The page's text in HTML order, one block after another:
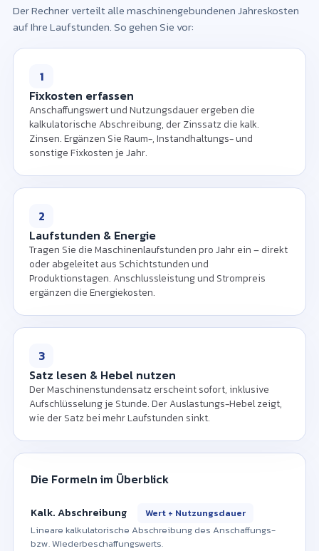
Nutzungsdauer und Laufstunden pro Jahr ein,
um den Maschinenstundensatz zu berechnen.
Der Rechner verteilt alle maschinengebundenen Jahreskosten
auf Ihre Laufstunden. So gehen Sie vor:
1
Fixkosten erfassen
Anschaffungswert und Nutzungsdauer ergeben die
kalkulatorische Abschreibung, der Zinssatz die kalk.
Zinsen. Ergänzen Sie Raum-, Instandhaltungs- und
sonstige Fixkosten je Jahr.
2
Laufstunden & Energie
Tragen Sie die Maschinenlaufstunden pro Jahr ein – direkt
oder abgeleitet aus Schichtstunden und
Produktionstagen. Anschlussleistung und Strompreis
ergänzen die Energiekosten.
3
Satz lesen & Hebel nutzen
Der Maschinenstundensatz erscheint sofort, inklusive
Aufschlüsselung je Stunde. Der Auslastungs-Hebel zeigt,
wie der Satz bei mehr Laufstunden sinkt.
Die Formeln im Überblick
Kalk. Abschreibung
Wert ÷ Nutzungsdauer
Lineare kalkulatorische Abschreibung des Anschaffungs-
bzw. Wiederbeschaffungswerts.